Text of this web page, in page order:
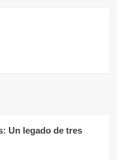
Un legado de tres